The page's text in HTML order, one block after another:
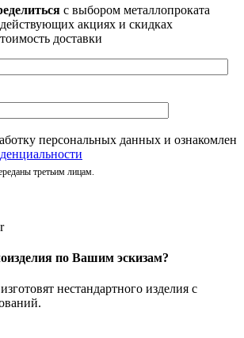
с выбором металлопроката
акциях и скидках
доставки
персональных данных и ознакомлен
третьим лицам.
по Вашим эскизам?
нестандартного изделия с